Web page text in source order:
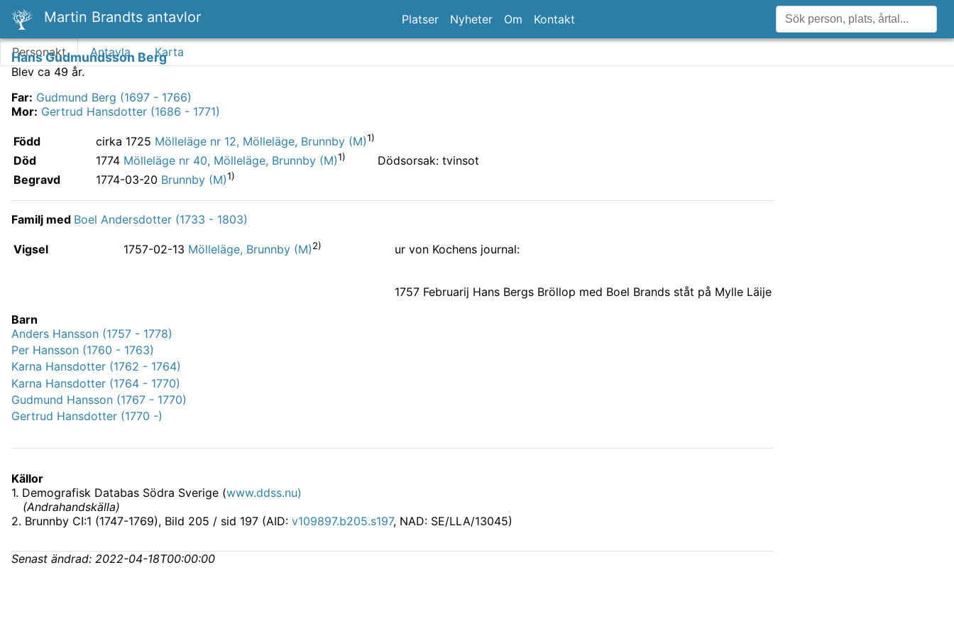
Martin Brandts antavlor Platser Nyheter Om Kontakt
Personakt Antavla Karta
Hans Gudmundsson Berg
Blev ca 49 år.
Far: Gudmund Berg (1697 - 1766)
Mor: Gertrud Hansdotter (1686 - 1771)
Född cirka 1725 Mölleläge nr 12, Mölleläge, Brunnby (M)1)
Död 1774 Mölleläge nr 40, Mölleläge, Brunnby (M)1)
Dödsorsak: tvinsot
Begravd
1774-03-20 Brunnby (M)1)
Familj med Boel Andersdotter (1733 - 1803)
Vigsel 1757-02-13 Mölleläge, Brunnby (M)2) ur von Kochens journal:
1757 Februarij Hans Bergs Bröllop med Boel Brands ståt på Mylle Läije
Barn
Anders Hansson (1757 - 1778)
Per Hansson (1760 - 1763)
Karna Hansdotter (1762 - 1764)
Karna Hansdotter (1764 - 1770)
Gudmund Hansson (1767 - 1770)
Gertrud Hansdotter (1770 -)
Källor
1. Demografisk Databas Södra Sverige (www.ddss.nu)
(Andrahandskälla)
2. Brunnby CI:1 (1747-1769), Bild 205 / sid 197 (AID: v109897.b205.s197, NAD: SE/LLA/13045)
Senast ändrad: 2022-04-18T00:00:00